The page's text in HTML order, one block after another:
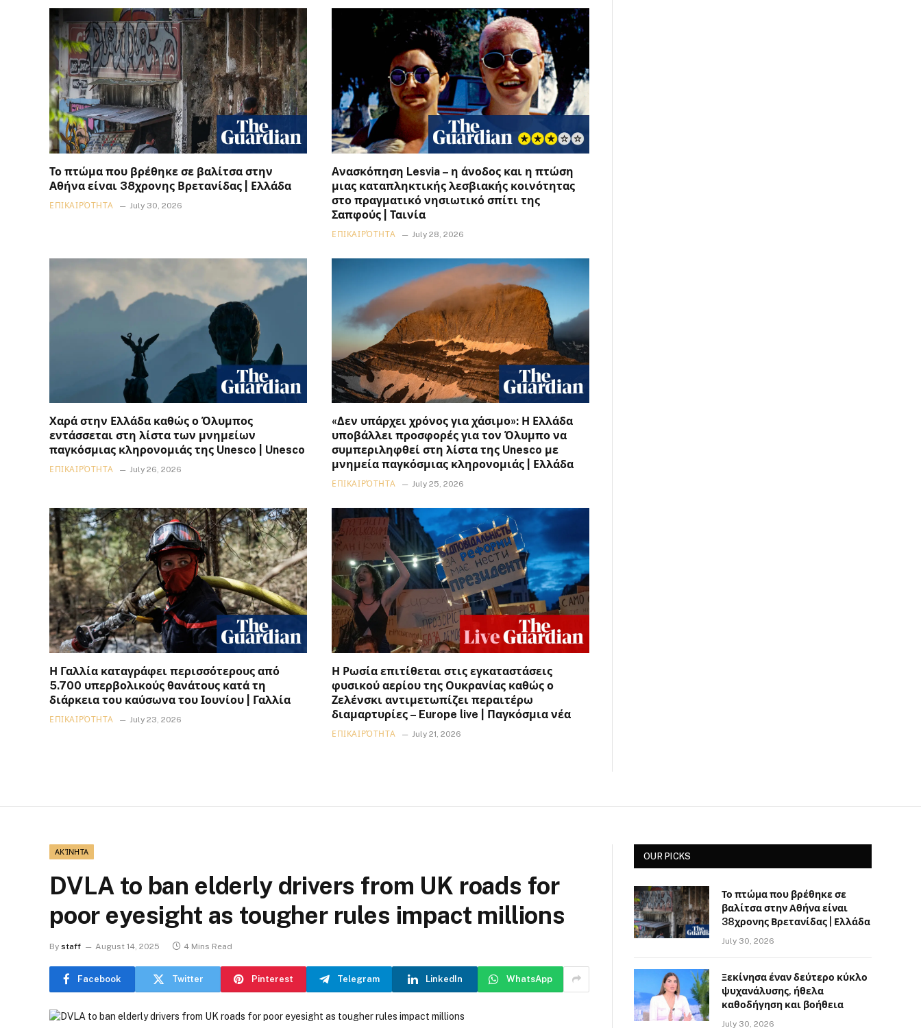
Το πτώμα που βρέθηκε σε βαλίτσα στην
Αθήνα είναι 38χρονης Βρετανίδας | Ελλάδα
ΕΠΙΚΑΙΡΌΤΗΤΑ July 30, 2026
Ανασκόπηση Lesvia – η άνοδος και η πτώση
μιας καταπληκτικής λεσβιακής κοινότητας
στο πραγματικό νησιωτικό σπίτι της
Σαπφούς | Ταινία
ΕΠΙΚΑΙΡΌΤΗΤΑ July 28, 2026
Χαρά στην Ελλάδα καθώς ο Όλυμπος
εντάσσεται στη λίστα των μνημείων
παγκόσμιας κληρονομιάς της Unesco | Unesco
ΕΠΙΚΑΙΡΌΤΗΤΑ July 26, 2026
«Δεν υπάρχει χρόνος για χάσιμο»: Η Ελλάδα
υποβάλλει προσφορές για τον Όλυμπο να
συμπεριληφθεί στη λίστα της Unesco με
μνημεία παγκόσμιας κληρονομιάς | Ελλάδα
ΕΠΙΚΑΙΡΌΤΗΤΑ July 25, 2026
Η Γαλλία καταγράφει περισσότερους από
5.700 υπερβολικούς θανάτους κατά τη
διάρκεια του καύσωνα του Ιουνίου | Γαλλία
ΕΠΙΚΑΙΡΌΤΗΤΑ July 23, 2026
Η Ρωσία επιτίθεται στις εγκαταστάσεις
φυσικού αερίου της Ουκρανίας καθώς ο
Ζελένσκι αντιμετωπίζει περαιτέρω
διαμαρτυρίες – Europe live | Παγκόσμια νέα
ΕΠΙΚΑΙΡΌΤΗΤΑ July 21, 2026
ΑΚΊΝΗΤΑ
DVLA to ban elderly drivers from UK roads for
poor eyesight as tougher rules impact millions
By staff August 14, 2025 4 Mins Read
Facebook Twitter Pinterest Telegram LinkedIn WhatsApp
OUR PICKS
Το πτώμα που βρέθηκε σε
βαλίτσα στην Αθήνα είναι
38χρονης Βρετανίδας | Ελλάδα
July 30, 2026
Ξεκίνησα έναν δεύτερο κύκλο
ψυχανάλυσης, ήθελα
καθοδήγηση και βοήθεια
July 30, 2026